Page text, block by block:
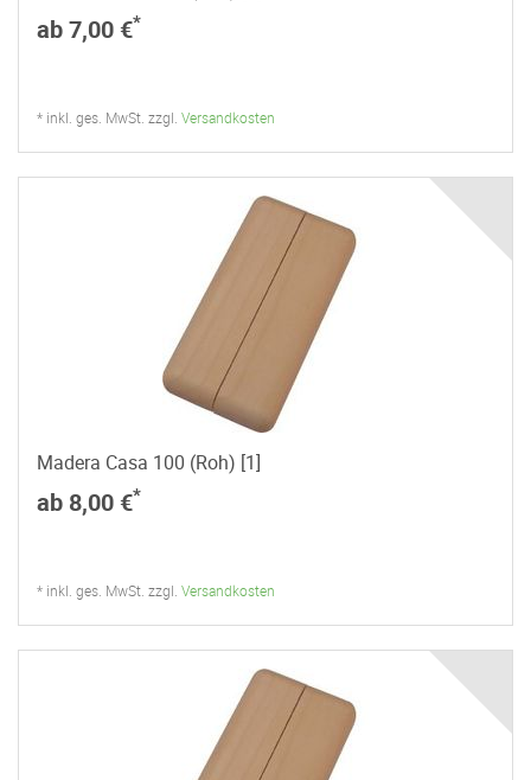
ab 7,00 €*
* inkl. ges. MwSt. zzgl. Versandkosten
Madera Casa 100 (Roh) [1]
ab 8,00 €*
* inkl. ges. MwSt. zzgl. Versandkosten